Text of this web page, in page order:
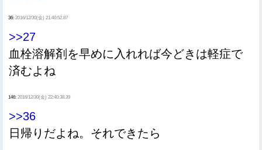
36: 2016/12/30(金) 21:40:52.87
>>27
血栓溶解剤を早めに入れれば今どきは軽症で
済むよね
146: 2016/12/30(金) 22:40:38.39
>>36
日帰りだよね。それできたら